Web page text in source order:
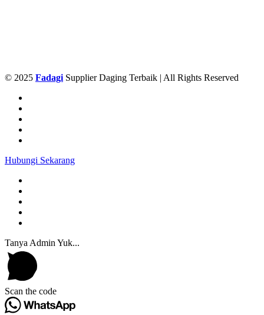
© 2025 Fadagi Supplier Daging Terbaik | All Rights Reserved
Hubungi Sekarang
Tanya Admin Yuk...
Scan the code